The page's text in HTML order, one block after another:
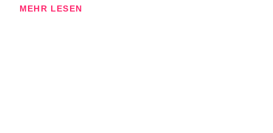
MEHR LESEN